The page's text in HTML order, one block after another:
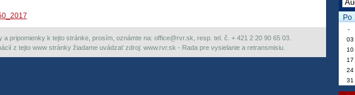
a pripomienky k tejto stránke, prosím, oznámte na: office@rvr.sk, resp. tel. č. + 421 2 20 90 65 03.
z tejto www stránky žiadame uvádzať zdroj: www.rvr.sk - Rada pre vysielanie a retransmisiu.
Po